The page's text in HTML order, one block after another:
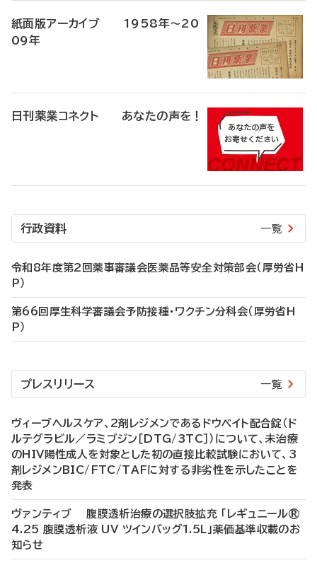
紙面版アーカイブ 1958年～20
09年
日刊薬業コネクト あなたの声を！
行政資料 一覧
令和8年度第2回薬事審議会医薬品等安全対策部会（厚労省H
P）
第66回厚生科学審議会予防接種・ワクチン分科会（厚労省H
P）
プレスリリース 一覧
ヴィーブヘルスケア、2剤レジメンであるドウベイト配合錠（ド
ルテグラビル／ラミブジン［DTG/3TC］）について、未治療
のHIV陽性成人を対象とした初の直接比較試験において、3
剤レジメンBIC/FTC/TAFに対する非劣性を示したことを
発表
ヴァンティブ 腹膜透析治療の選択肢拡充 「レギュニール®
4.25 腹膜透析液 UV ツインバッグ1.5L」薬価基準収載のお
知らせ